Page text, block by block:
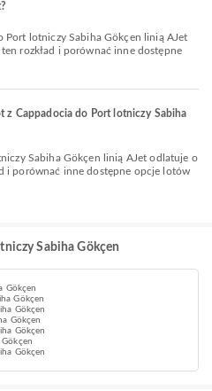
rozkład i porównać inne dostępne
Cappadocia do Port lotniczy Sabiha
i porównać inne dostępne opcje lotów
Sabiha Gökçen
Gökçen
Gökçen
Gökçen
Gökçen
Gökçen
Gökçen